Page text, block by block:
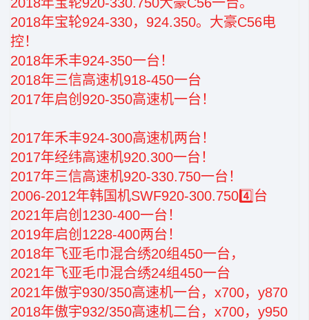
2018年宝轮924-330，924.350。大豪C56电
控！
2018年禾丰924-350一台！
2018年三信高速机918-450一台
2017年启创920-350高速机一台！
2017年禾丰924-300高速机两台！
2017年经纬高速机920.300一台！
2017年三信高速机920-330.750一台！
2006-2012年韩国机SWF920-300.7504️⃣台
2021年启创1230-400一台！
2019年启创1228-400两台！
2018年飞亚毛巾混合绣20组450一台，
2021年飞亚毛巾混合绣24组450一台
2021年傲宇930/350高速机一台，x700，y870
2018年傲宇932/350高速机二台，x700，y950